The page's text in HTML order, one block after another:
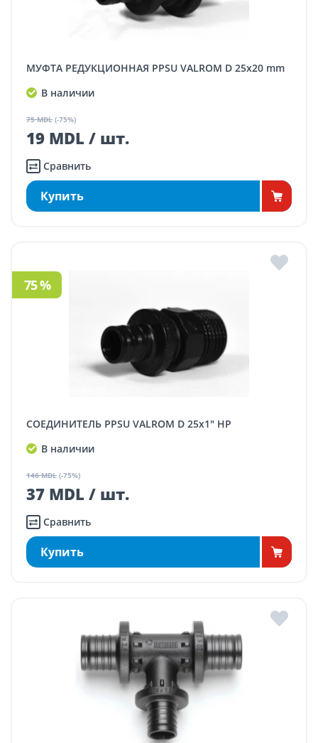
МУФТА РЕДУКЦИОННАЯ PPSU VALROM D 25x20 mm
В наличии
75 MDL (-75%)
19 MDL / шт.
Сравнить
Купить
СОЕДИНИТЕЛЬ PPSU VALROM D 25x1" НР
В наличии
146 MDL (-75%)
37 MDL / шт.
75 %
Сравнить
Купить